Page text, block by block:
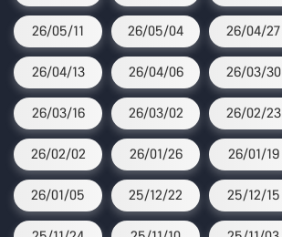
26/05/11 26/05/04 26/04/27
26/04/13 26/04/06 26/03/30
26/03/16 26/03/02 26/02/23
26/02/02 26/01/26 26/01/19
26/01/05 25/12/22 25/12/15